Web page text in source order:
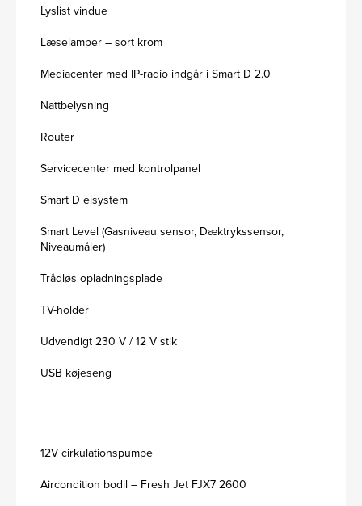
Lyslist vindue
Læselamper – sort krom
Mediacenter med IP-radio indgår i Smart D 2.0
Nattbelysning
Router
Servicecenter med kontrolpanel
Smart D elsystem
Smart Level (Gasniveau sensor, Dæktrykssensor,
Niveaumåler)
Trådløs opladningsplade
TV-holder
Udvendigt 230 V / 12 V stik
USB køjeseng
12V cirkulationspumpe
Aircondition bodil – Fresh Jet FJX7 2600